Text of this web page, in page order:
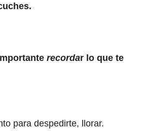
recordar lo que te
para despedirte, llorar.